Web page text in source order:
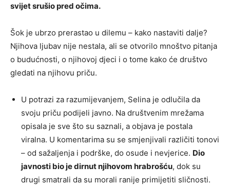
svijet srušio pred očima.
Šok je ubrzo prerastao u dilemu – kako nastaviti dalje?
Njihova ljubav nije nestala, ali se otvorilo mnoštvo pitanja
o budućnosti, o njihovoj djeci i o tome kako će društvo
gledati na njihovu priču.
U potrazi za razumijevanjem, Selina je odlučila da
svoju priču podijeli javno. Na društvenim mrežama
opisala je sve što su saznali, a objava je postala
viralna. U komentarima su se smjenjivali različiti tonovi
– od sažaljenja i podrške, do osude i nevjerice. Dio
javnosti bio je dirnut njihovom hrabrošću, dok su
drugi smatrali da su morali ranije primijetiti sličnosti.